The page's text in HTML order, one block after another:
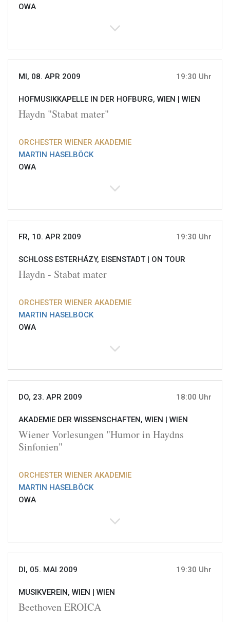
OWA
MI, 08. APR 2009 19:30 Uhr
HOFMUSIKKAPELLE IN DER HOFBURG, WIEN | WIEN
Haydn "Stabat mater"
ORCHESTER WIENER AKADEMIE
MARTIN HASELBÖCK
OWA
FR, 10. APR 2009 19:30 Uhr
SCHLOSS ESTERHÁZY, EISENSTADT | ON TOUR
Haydn - Stabat mater
ORCHESTER WIENER AKADEMIE
MARTIN HASELBÖCK
OWA
DO, 23. APR 2009 18:00 Uhr
AKADEMIE DER WISSENSCHAFTEN, WIEN | WIEN
Wiener Vorlesungen "Humor in Haydns
Sinfonien"
ORCHESTER WIENER AKADEMIE
MARTIN HASELBÖCK
OWA
DI, 05. MAI 2009 19:30 Uhr
MUSIKVEREIN, WIEN | WIEN
Beethoven EROICA